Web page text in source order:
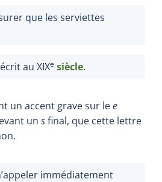
que les serviettes
au XIXe siècle.
un accent grave sur lee
un sfinal, que cette lettre
immédiatement